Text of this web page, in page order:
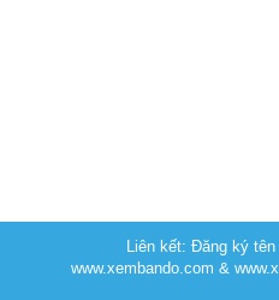
Liên kết:Đăng ký tên
www.xembando.com &